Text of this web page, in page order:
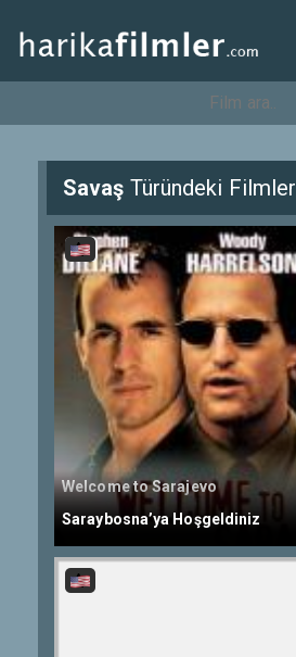
Savaş Türündeki Filmler
Welcome to Sarajevo
Saraybosna’ya Hoşgeldiniz